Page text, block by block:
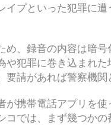
イプといった犯罪に
、録音の内容は暗号
や犯罪に巻き込まれ
要請があれば警察機
携帯電話アプリを使
コでは、まず幾つか